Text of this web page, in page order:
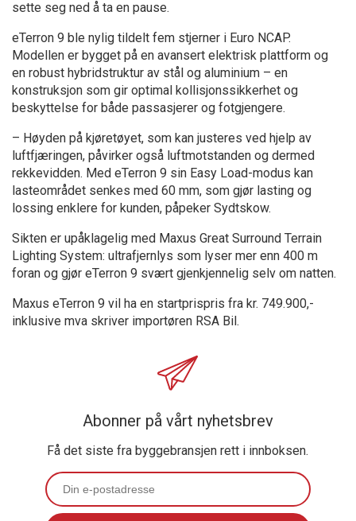
sette seg ned å ta en pause.
eTerron 9 ble nylig tildelt fem stjerner i Euro NCAP.
Modellen er bygget på en avansert elektrisk plattform og
en robust hybridstruktur av stål og aluminium – en
konstruksjon som gir optimal kollisjonssikkerhet og
beskyttelse for både passasjerer og fotgjengere.
– Høyden på kjøretøyet, som kan justeres ved hjelp av
luftfjæringen, påvirker også luftmotstanden og dermed
rekkevidden. Med eTerron 9 sin Easy Load-modus kan
lasteområdet senkes med 60 mm, som gjør lasting og
lossing enklere for kunden, påpeker Sydtskow.
Sikten er upåklagelig med Maxus Great Surround Terrain
Lighting System: ultrafjernlys som lyser mer enn 400 m
foran og gjør eTerron 9 svært gjenkjennelig selv om natten.
Maxus eTerron 9 vil ha en startprispris fra kr. 749.900,-
inklusive mva skriver importøren RSA Bil.
Abonner på vårt nyhetsbrev
Få det siste fra byggebransjen rett i innboksen.